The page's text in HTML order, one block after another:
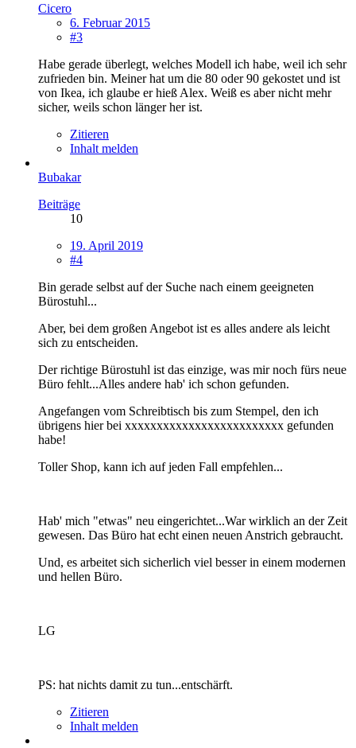
Cicero
6. Februar 2015
#3
Habe gerade überlegt, welches Modell ich habe, weil ich sehr
zufrieden bin. Meiner hat um die 80 oder 90 gekostet und ist
von Ikea, ich glaube er hieß Alex. Weiß es aber nicht mehr
sicher, weils schon länger her ist.
Zitieren
Inhalt melden
Bubakar
Beiträge
10
19. April 2019
#4
Bin gerade selbst auf der Suche nach einem geeigneten
Bürostuhl...
Aber, bei dem großen Angebot ist es alles andere als leicht
sich zu entscheiden.
Der richtige Bürostuhl ist das einzige, was mir noch fürs neue
Büro fehlt...Alles andere hab' ich schon gefunden.
Angefangen vom Schreibtisch bis zum Stempel, den ich
übrigens hier bei xxxxxxxxxxxxxxxxxxxxxxxxx gefunden
habe!
Toller Shop, kann ich auf jeden Fall empfehlen...
Hab' mich "etwas" neu eingerichtet...War wirklich an der Zeit
gewesen. Das Büro hat echt einen neuen Anstrich gebraucht.
Und, es arbeitet sich sicherlich viel besser in einem modernen
und hellen Büro.
LG
PS: hat nichts damit zu tun...entschärft.
Zitieren
Inhalt melden